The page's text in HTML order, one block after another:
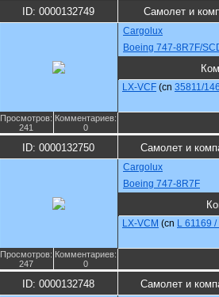
ID: 0000132749 Самолет и
Cargolux
Boeing 747-8R7F/
LX-VCF (cn 35811/
Просмотров:
241
Комментариев:
0
ID: 0000132750 Самолет и
Cargolux
Boeing 747-8R7F
LX-VCM (cn L 61169
Просмотров:
247
Комментариев:
0
ID: 0000132748 Самолет и